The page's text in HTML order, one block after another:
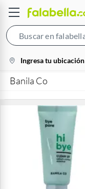
location-
icon
Ingresa tu ubicación
Banila Co